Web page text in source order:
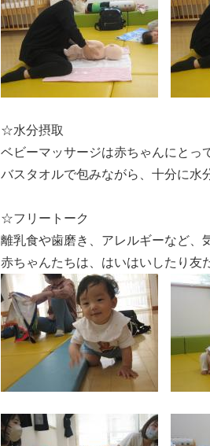
☆水分摂取
ベビーマッサージは赤ちゃんにとっ
バスタオルで包みながら、十分に水
☆フリートーク
離乳食や歯磨き、アレルギーなど、
赤ちゃんたちは、はいはいしたり友